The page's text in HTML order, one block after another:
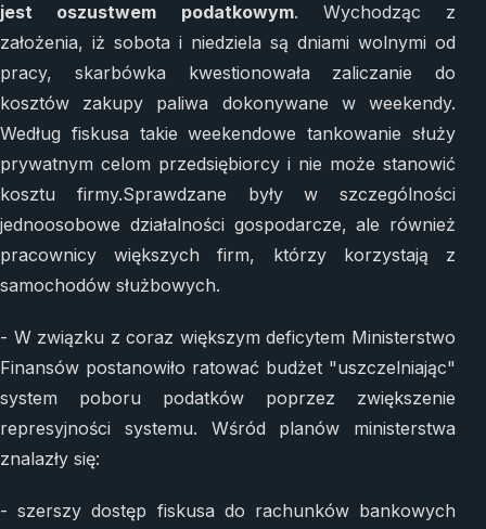
jest oszustwem podatkowym. Wychodząc z
założenia, iż sobota i niedziela są dniami wolnymi od
pracy, skarbówka kwestionowała zaliczanie do
kosztów zakupy paliwa dokonywane w weekendy.
Według fiskusa takie weekendowe tankowanie służy
prywatnym celom przedsiębiorcy i nie może stanowić
kosztu firmy.Sprawdzane były w szczególności
jednoosobowe działalności gospodarcze, ale również
pracownicy większych firm, którzy korzystają z
samochodów służbowych.
- W związku z coraz większym deficytem Ministerstwo
Finansów postanowiło ratować budżet "uszczelniając"
system poboru podatków poprzez zwiększenie
represyjności systemu. Wśród planów ministerstwa
znalazły się:
- szerszy dostęp fiskusa do rachunków bankowych